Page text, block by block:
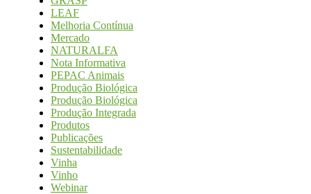
LEAF
Melhoria Contínua
Mercado
NATURALFA
Nota Informativa
PEPAC Animais
Produção Biológica
Produção Biológica
Produção Integrada
Produtos
Publicações
Sustentabilidade
Vinha
Vinho
Webinar